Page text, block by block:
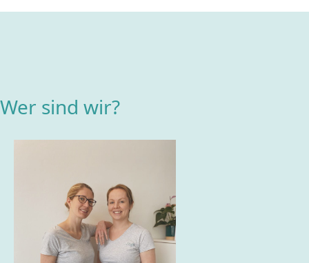
Wer sind wir?